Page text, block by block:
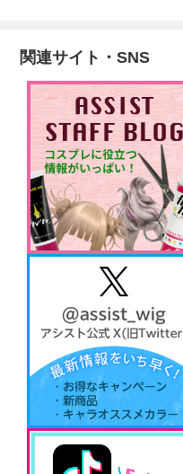
関連サイト・SNS